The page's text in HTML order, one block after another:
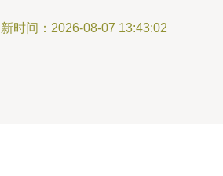
时间：2026-08-07 13:43:02